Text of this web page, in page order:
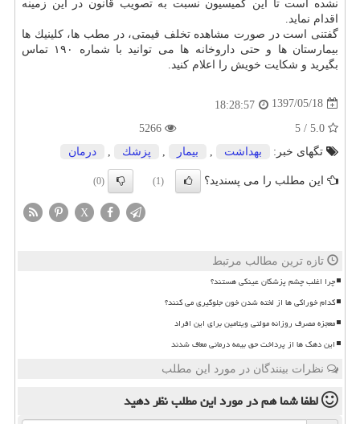
نشده است تا این كمیسیون نسبت به تصویب قانون در این زمینه
اقدام نماید.
گفتنی است در صورت مشاهده تخلف قیمتی، در مطب ها، كلینیك ها
بیمارستان ها و حتی داروخانه ها می توانید با شماره ۱۹۰ تماس
بگیرید و شكایت خویش را اعلام كنید.
1397/05/18
18:28:57
تگهای خبر:
بهداشت بیمار پزشك درمان
این مطلب را می پسندید؟ (1)
(0)
X
تازه ترین مطالب مرتبط
چرا اغلب چشم پزشکان عینکی هستند؟
کدام خوراکی ها از لخته شدن خون جلوگیری می کنند؟
معجزه مصرف روزانه مولتی ویتامین برای این افراد
این دهک ها از پرداخت حق بیمه درمانی معاف شدند
نظرات بینندگان در مورد این مطلب
لطفا شما همدر مورد این مطلبنظر دهید